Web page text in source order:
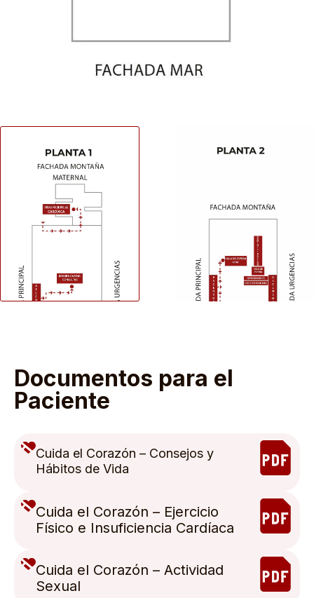
Documentos para el
Paciente
Cuida el Corazón – Consejos y
Hábitos de Vida
Cuida el Corazón – Ejercicio
Físico e Insuficiencia Cardíaca
Cuida el Corazón – Actividad
Sexual